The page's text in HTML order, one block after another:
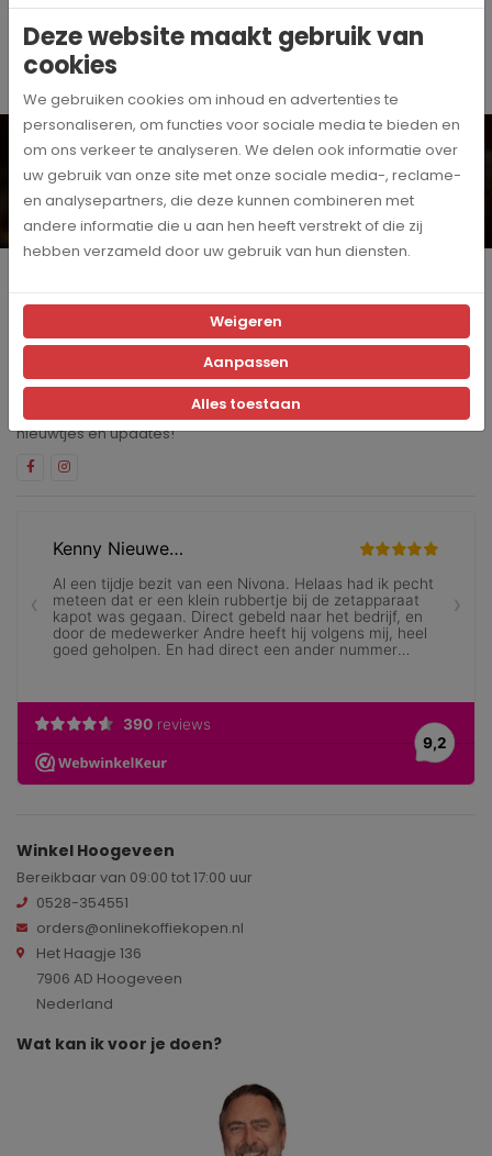
Wil je op de hoogte blijven? Schrijf je dan in voor onze
digitale nieuwsbrief!
Inschrijven
Ja, ik schrijf me in voor de maandelijkse marketingpromoties
Klantenservice
Blijf op de hoogte
Volg ons op social media en blijf op de hoogte van de laatste
nieuwtjes en updates!
Winkel Hoogeveen
Bereikbaar van 09:00 tot 17:00 uur
0528-354551
orders@onlinekoffiekopen.nl
Het Haagje 136
7906 AD Hoogeveen
Nederland
Wat kan ik voor je doen?
Deze website maakt gebruik van
cookies
We gebruiken cookies om inhoud en advertenties te
personaliseren, om functies voor sociale media te bieden en
om ons verkeer te analyseren. We delen ook informatie over
uw gebruik van onze site met onze sociale media-, reclame-
en analysepartners, die deze kunnen combineren met
andere informatie die u aan hen heeft verstrekt of die zij
hebben verzameld door uw gebruik van hun diensten.
Weigeren
Aanpassen
Alles toestaan